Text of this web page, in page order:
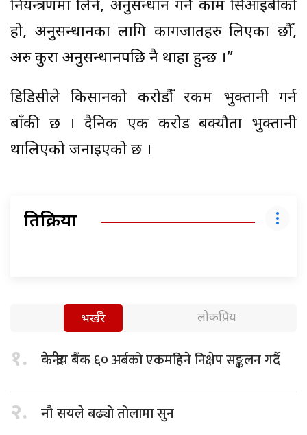
नियन्त्रणमा लिने, अनुसन्धान गर्ने काम सिआइबीको
हो, अनुसन्धानका लागि कागजातहरु लिएका छौँ,
अरु कुरा अनुसन्धानपछि नै थाहा हुन्छ ।”
डिडिसीले किसानको करोडौँ रकम भुक्तानी गर्न
बाँकी छ । दैनिक एक करोड बक्यौता भुक्तानी
थालिएको जनाइएको छ ।
प्रतिक्रिया
भर्खरै लोकप्रिय
१. केन्द्रीय बैंक ६० अर्बको एकमहिने निक्षेप सङ्कलन गर्दै
२. नौ सयलेबढ्यो तोलामा सुन